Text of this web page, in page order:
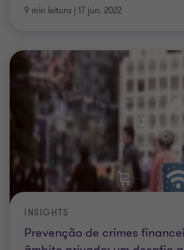
9 min leitura | 17 jun. 2022
Prevenção de crimes
INSIGHTS